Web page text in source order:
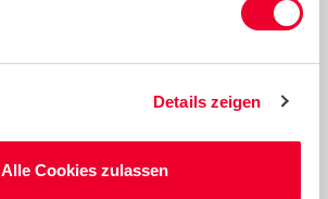
Details zeigen
Alle Cookies zulassen